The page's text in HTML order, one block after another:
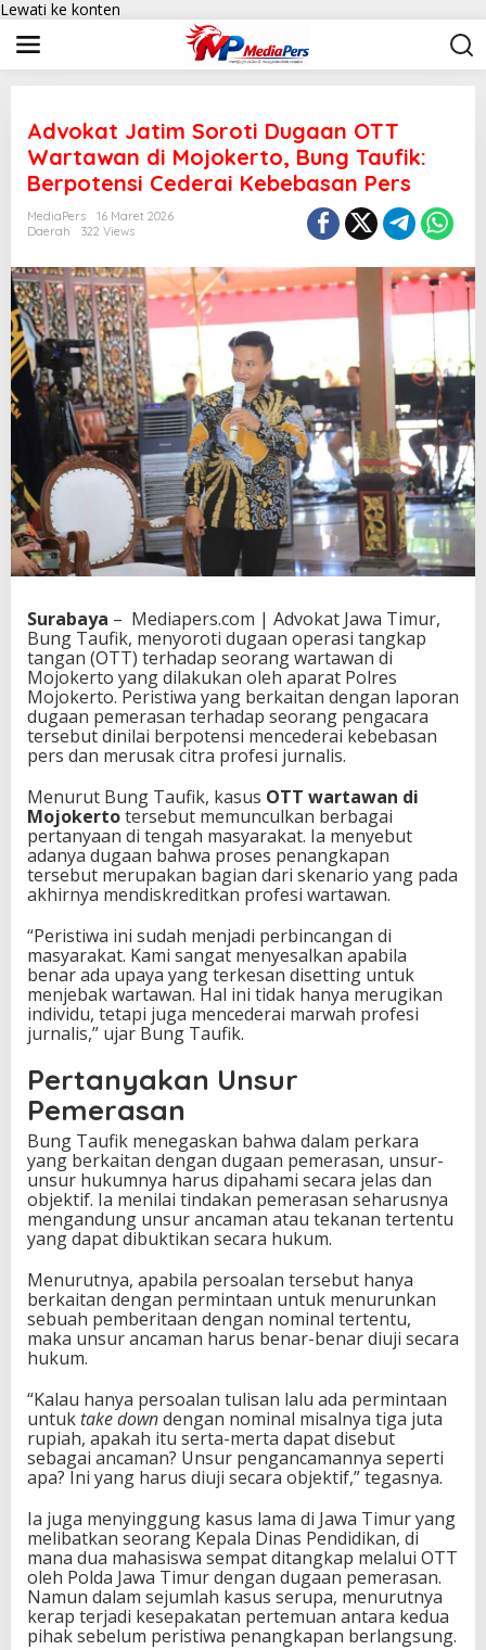
Lewati ke konten
Advokat Jatim Soroti Dugaan OTT
Wartawan di Mojokerto, Bung Taufik:
Berpotensi Cederai Kebebasan Pers
MediaPers
16 Maret 2026
Daerah
322 Views
Surabaya – Mediapers.com | Advokat Jawa Timur,
Bung Taufik, menyoroti dugaan operasi tangkap
tangan (OTT) terhadap seorang wartawan di
Mojokerto yang dilakukan oleh aparat Polres
Mojokerto. Peristiwa yang berkaitan dengan laporan
dugaan pemerasan terhadap seorang pengacara
tersebut dinilai berpotensi mencederai kebebasan
pers dan merusak citra profesi jurnalis.
Menurut Bung Taufik, kasus OTT wartawan di
Mojokertotersebut memunculkan berbagai
pertanyaan di tengah masyarakat. Ia menyebut
adanya dugaan bahwa proses penangkapan
tersebut merupakan bagian dari skenario yang pada
akhirnya mendiskreditkan profesi wartawan.
“Peristiwa ini sudah menjadi perbincangan di
masyarakat. Kami sangat menyesalkan apabila
benar ada upaya yang terkesan disetting untuk
menjebak wartawan. Hal ini tidak hanya merugikan
individu, tetapi juga mencederai marwah profesi
jurnalis,” ujar Bung Taufik.
Pertanyakan Unsur
Pemerasan
Bung Taufik menegaskan bahwa dalam perkara
yang berkaitan dengan dugaan pemerasan, unsur-
unsur hukumnya harus dipahami secara jelas dan
objektif. Ia menilai tindakan pemerasan seharusnya
mengandung unsur ancaman atau tekanan tertentu
yang dapat dibuktikan secara hukum.
Menurutnya, apabila persoalan tersebut hanya
berkaitan dengan permintaan untuk menurunkan
sebuah pemberitaan dengan nominal tertentu,
maka unsur ancaman harus benar-benar diuji secara
hukum.
“Kalau hanya persoalan tulisan lalu ada permintaan
untuk take downdengan nominal misalnya tiga juta
rupiah, apakah itu serta-merta dapat disebut
sebagai ancaman? Unsur pengancamannya seperti
apa? Ini yang harus diuji secara objektif,” tegasnya.
Ia juga menyinggung kasus lama di Jawa Timur yang
melibatkan seorang Kepala Dinas Pendidikan, di
mana dua mahasiswa sempat ditangkap melalui OTT
oleh Polda Jawa Timur dengan dugaan pemerasan.
Namun dalam sejumlah kasus serupa, menurutnya
kerap terjadi kesepakatan pertemuan antara kedua
pihak sebelum peristiwa penangkapan berlangsung.